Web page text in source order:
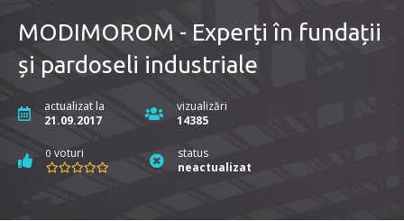
MODIMOROM - Experți în fundații
și pardoseli industriale
actualizat la
21.09.2017
vizualizări
14385
0 voturi
status
neactualizat